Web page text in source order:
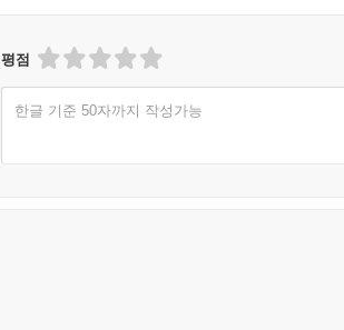
평점
한글 기준 50자까지 작성가능